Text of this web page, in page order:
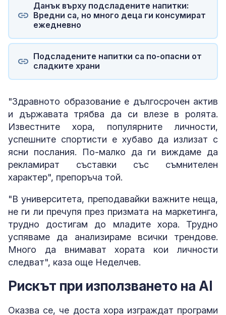
Данък върху подсладените напитки:
Вредни са, но много деца ги консумират
ежедневно
Подсладените напитки са по-опасни от
сладките храни
"Здравното образование е дългосрочен актив
и държавата трябва да си влезе в ролята.
Известните хора, популярните личности,
успешните спортисти е хубаво да излизат с
ясни послания. По-малко да ги виждаме да
рекламират съставки със съмнителен
характер", препоръча той.
"В университета, преподавайки важните неща,
не ги ли пречупя през призмата на маркетинга,
трудно достигам до младите хора. Трудно
успяваме да анализираме всички трендове.
Много да внимават хората кои личности
следват", каза още Неделчев.
Рискът при използването на AI
Оказва се, че доста хора изграждат програми